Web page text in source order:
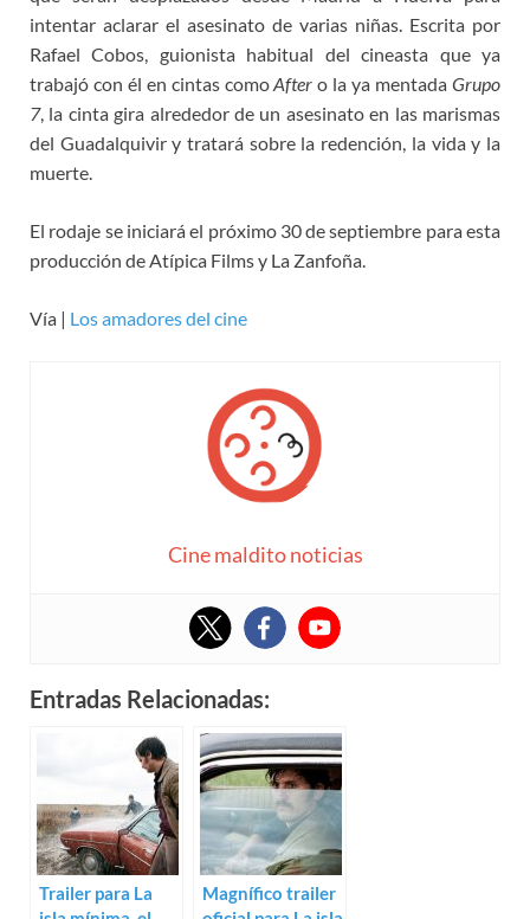
intentar aclarar el asesinato de varias niñas. Escrita por
Rafael Cobos, guionista habitual del cineasta que ya
trabajó con él en cintas comoAfter o la ya mentada Grupo
7, la cinta gira alrededor de un asesinato en las marismas
del Guadalquivir y tratará sobre la redención, la vida y la
muerte.
El rodaje se iniciará el próximo 30 de septiembre para esta
producción de Atípica Films y La Zanfoña.
Vía | Los amadores del cine
Cine maldito noticias
Entradas Relacionadas:
Trailer para La
Magnífico trailer